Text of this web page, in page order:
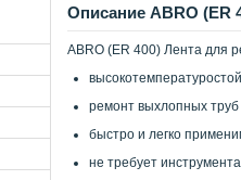
Описание ABRO (ER
ABRO (ER 400) Лента для
ремонт выхлопных труб
быстро и легко
не требует инструмента